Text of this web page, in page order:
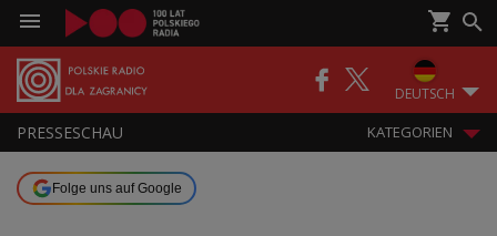
DEUTSCH
PRESSESCHAU KATEGORIEN
Folge uns auf Google